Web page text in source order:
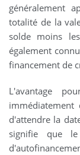
généralement
totalité de la
solde moins
également
financement de
L'avantage
d'attendre la
signifie que